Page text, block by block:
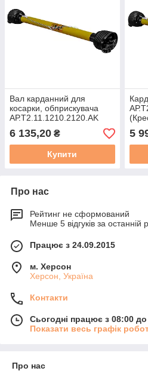
Вал карданний для
косарки, обприскувача
АР.Т2.11.1210.2120.АK
(Крестина 28,06х73)
6 135,20 ₴
Купити
5
Про нас
Рейтинг не сформований
Менше 5 відгуків за останній
Працює з 24.09.2015
м. Херсон
Херсон, Україна
Контакти
Сьогодні працює з 08:00
Показати весь графік
Про нас